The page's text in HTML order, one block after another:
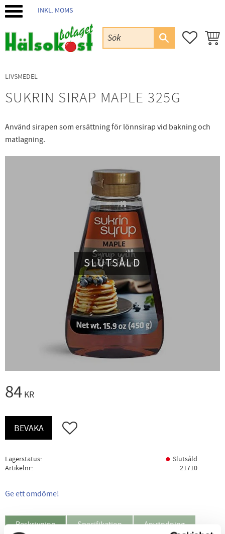
INKL. MOMS
LIVSMEDEL
SUKRIN SIRAP MAPLE 325G
Använd sirapen som ersättning för lönnsirap vid bakning och
matlagning.
SLUTSÅLD
84 KR
Lägg till i favoriter
BEVAKA
Lagerstatus
Slutsåld
Artikelnr
21710
Ge ett omdöme!
Beskrivning Specifikation Användning